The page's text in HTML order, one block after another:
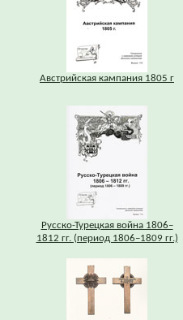
Австрийская кампания 1805 г
Русско-Турецкая война 1806–
1812 гг. (период 1806–1809 гг.)